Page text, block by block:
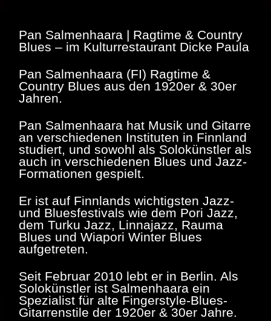
Pan Salmenhaara | Ragtime & Country
Blues – im Kulturrestaurant Dicke Paula
Pan Salmenhaara (FI) Ragtime &
Country Blues aus den 1920er & 30er
Jahren.
Pan Salmenhaara hat Musik und Gitarre
an verschiedenen Instituten in Finnland
studiert, und sowohl als Solokünstler als
auch in verschiedenen Blues und Jazz-
Formationen gespielt.
Er ist auf Finnlands wichtigsten Jazz-
und Bluesfestivals wie dem Pori Jazz,
dem Turku Jazz, Linnajazz, Rauma
Blues und Wiapori Winter Blues
aufgetreten.
Seit Februar 2010 lebt er in Berlin. Als
Solokünstler ist Salmenhaara ein
Spezialist für alte Fingerstyle-Blues-
Gitarrenstile der 1920er & 30er Jahre.